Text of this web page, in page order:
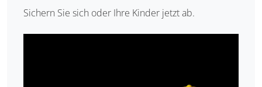
Sichern Sie sich oder Ihre Kinder jetzt ab.